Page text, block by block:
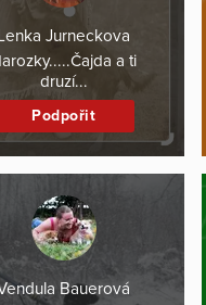
Lenka Jurneckova
a ti
druzí...
Podpořit
Bauerová